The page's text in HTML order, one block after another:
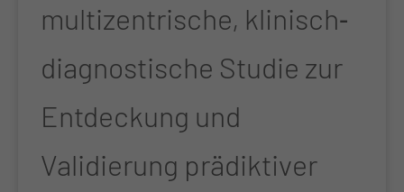
multizentrische, klinisch‐
diagnostische Studie zur
Entdeckung und
Validierung prädiktiver